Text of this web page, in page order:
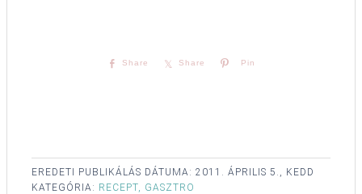
Share Share Pin
EREDETI PUBLIKÁLÁS DÁTUMA: 2011. ÁPRILIS 5., KEDD
KATEGÓRIA: RECEPT, GASZTRO